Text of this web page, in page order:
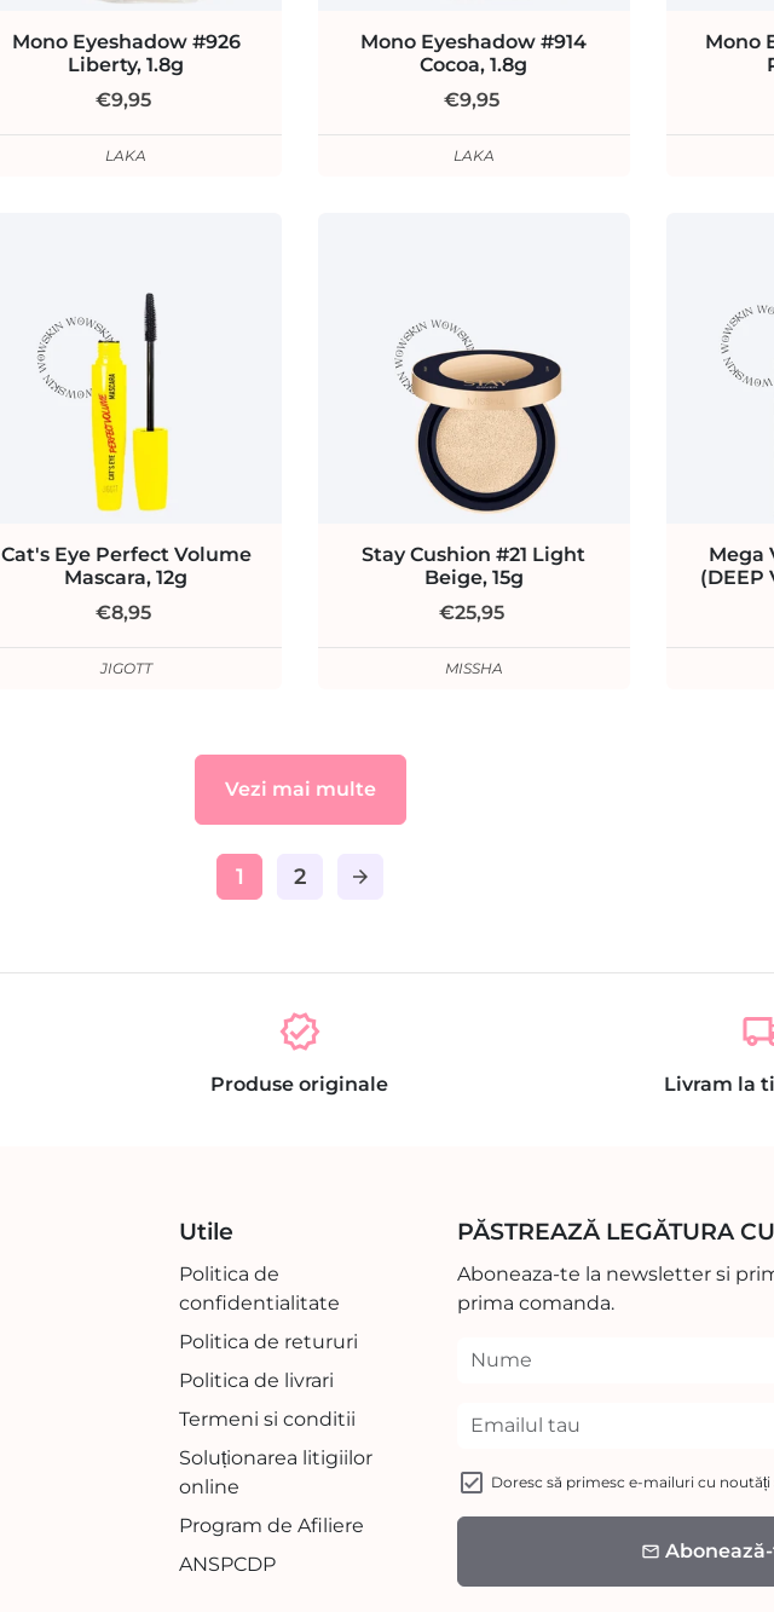
Mono Eyeshadow #926
Liberty, 1.8g
€9,95
LAKA
Mono Eyeshadow #914
Cocoa, 1.8g
€9,95
LAKA
Mono
Cat's Eye Perfect Volume
Mascara, 12g
€8,95
JIGOTT
Stay Cushion #21 Light
Beige, 15g
€25,95
MISSHA
Mega
(DEEP
Vezi mai multe
1 2 arrow_forward
verified
Produse originale Livram la
Utile
Politica de
confidentialitate
Politica de retururi
Politica de livrari
Termeni si conditii
Soluționarea litigiilor
online
Program de Afiliere
ANSPCDP
PĂSTREAZĂ LEGĂTURA
Aboneaza-te la newsletter si
prima comanda.
Doresc să primesc e-mailuri cu noutăți
email